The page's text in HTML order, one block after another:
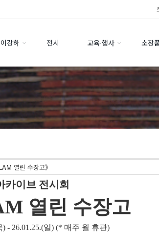
강하 전시 교육·행사 소장
열린 수장고》
카이브 전시회
열린 수장고
) - 26.01.25.(일) (* 매주 월 휴관)